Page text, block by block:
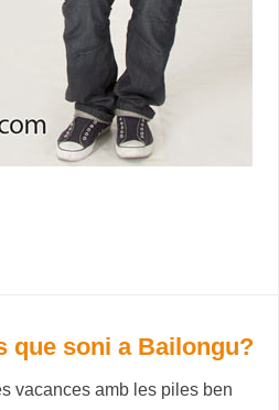
que soni a Bailongu?
vacances amb les piles ben